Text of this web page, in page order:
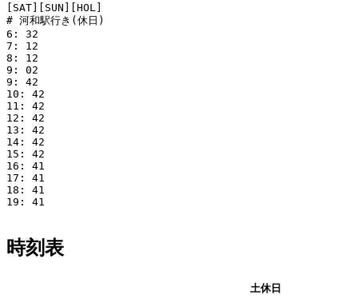
[SAT][SUN][HOL]
# 河和駅行き(休日)
6: 32
7: 12
8: 12
9: 02
9: 42
10: 42
11: 42
12: 42
13: 42
14: 42
15: 42
16: 41
17: 41
18: 41
19: 41
時刻表
土休日